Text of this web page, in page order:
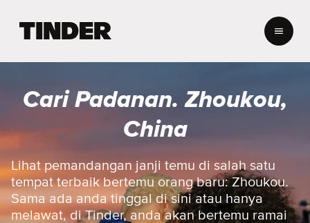
a
a
m
a
T
i
Cari Padanan. Zhoukou,
China
Lihat pemandangan janji temu di salah satu
tempat terbaik bertemu orang baru: Zhoukou.
Sama ada anda tinggal di sini atau hanya
melawat, di Tinder, anda akan bertemu ramai